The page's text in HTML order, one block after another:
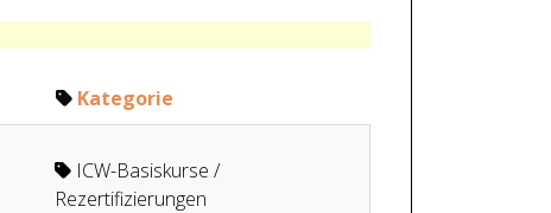
Kategorie
ICW-Basiskurse /
Rezertifizierungen